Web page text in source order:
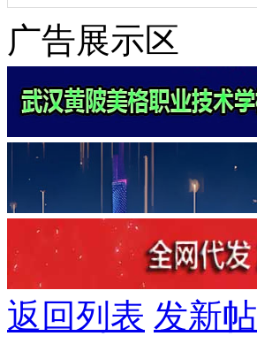
广告展示区
返回列表 发新帖